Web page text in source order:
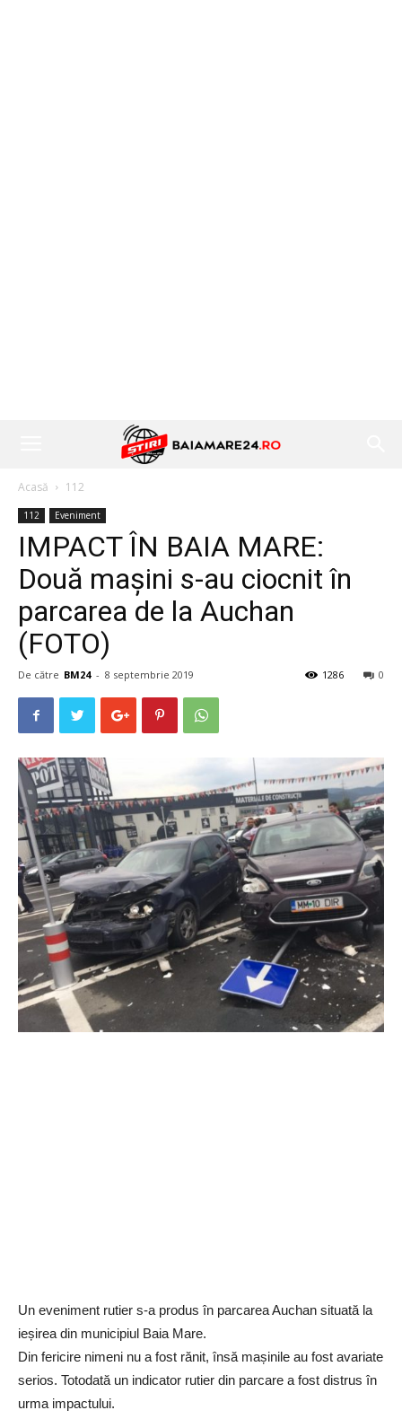
Acasă 112
112 Eveniment
IMPACT ÎN BAIA MARE:
Două mașini s-au ciocnit în
parcarea de la Auchan
(FOTO)
De către BM24 - 8 septembrie 2019 0
1286
Un eveniment rutier s-a produs în parcarea Auchan situată la
ieșirea din municipiul Baia Mare.
Din fericire nimeni nu a fost rănit, însă mașinile au fost avariate
serios. Totodată un indicator rutier din parcare a fost distrus în
urma impactului.